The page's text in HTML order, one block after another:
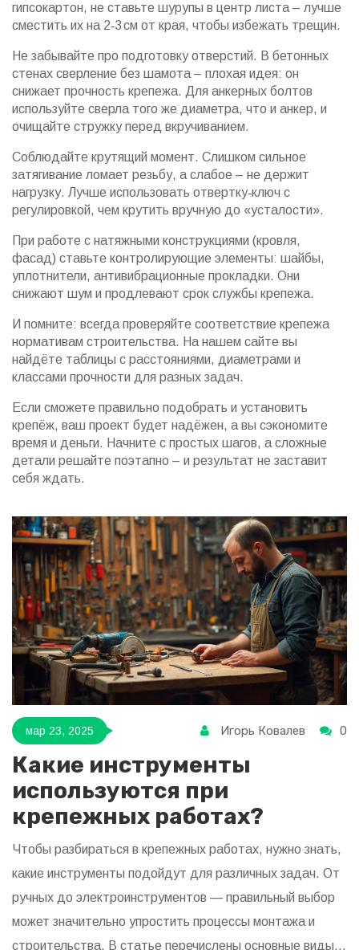
гипсокартон, не ставьте шурупы в центр листа – лучше
сместить их на 2‑3 см от края, чтобы избежать трещин.
Не забывайте про подготовку отверстий. В бетонных
стенах сверление без шамота – плохая идея: он
снижает прочность крепежа. Для анкерных болтов
используйте сверла того же диаметра, что и анкер, и
очищайте стружку перед вкручиванием.
Соблюдайте крутящий момент. Слишком сильное
затягивание ломает резьбу, а слабое – не держит
нагрузку. Лучше использовать отвертку‑ключ с
регулировкой, чем крутить вручную до «усталости».
При работе с натяжными конструкциями (кровля,
фасад) ставьте контролирующие элементы: шайбы,
уплотнители, антивибрационные прокладки. Они
снижают шум и продлевают срок службы крепежа.
И помните: всегда проверяйте соответствие крепежа
нормативам строительства. На нашем сайте вы
найдёте таблицы с расстояниями, диаметрами и
классами прочности для разных задач.
Если сможете правильно подобрать и установить
крепёж, ваш проект будет надёжен, а вы сэкономите
время и деньги. Начните с простых шагов, а сложные
детали решайте поэтапно – и результат не заставит
себя ждать.
мар 23, 2025 Игорь Ковалев 0
Какие инструменты
используются при
крепежных работах?
Чтобы разбираться в крепежных работах, нужно знать,
какие инструменты подойдут для различных задач. От
ручных до электроинструментов — правильный выбор
может значительно упростить процессы монтажа и
строительства. В статье перечислены основные виды